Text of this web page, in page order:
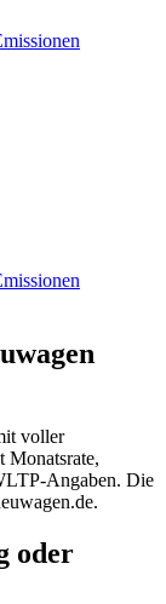
voller
Monatsrate,
Angaben. Die
oder